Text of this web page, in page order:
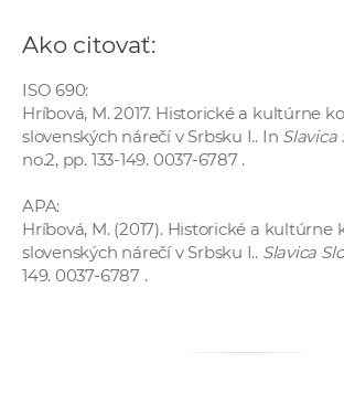
Ako citovať:
ISO 690:
Hríbová, M. 2017. Historické a kultúrne
slovenských nárečí v Srbsku I.. In Slavica
no.2, pp. 133-149. 0037-6787 .
APA:
Hríbová, M. (2017). Historické a kultúrne
slovenských nárečí v Srbsku I.. Slavica
149. 0037-6787 .